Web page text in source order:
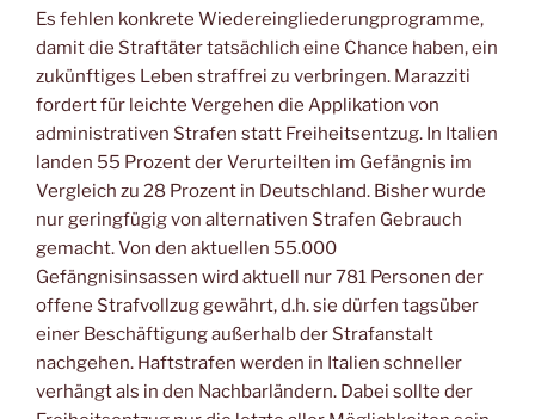
Es fehlen konkrete Wiedereingliederungprogramme,
damit die Straftäter tatsächlich eine Chance haben, ein
zukünftiges Leben straffrei zu verbringen. Marazziti
fordert für leichte Vergehen die Applikation von
administrativen Strafen statt Freiheitsentzug. In Italien
landen 55 Prozent der Verurteilten im Gefängnis im
Vergleich zu 28 Prozent in Deutschland. Bisher wurde
nur geringfügig von alternativen Strafen Gebrauch
gemacht. Von den aktuellen 55.000
Gefängnisinsassen wird aktuell nur 781 Personen der
offene Strafvollzug gewährt, d.h. sie dürfen tagsüber
einer Beschäftigung außerhalb der Strafanstalt
nachgehen. Haftstrafen werden in Italien schneller
verhängt als in den Nachbarländern. Dabei sollte der